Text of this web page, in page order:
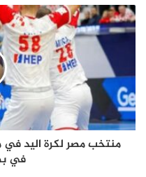
منتخب مصر لكرة اليد في
في